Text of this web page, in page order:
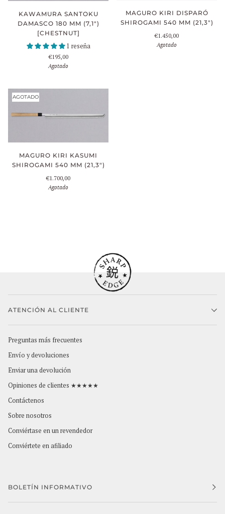
KAWAMURA SANTOKU
DAMASCO 180 MM (7,1")
[CHESTNUT]
1 reseña
€195,00
Agotado
MAGURO KIRI DISPARÓ
SHIROGAMI 540 MM (21,3")
€1.450,00
Agotado
AGOTADO
MAGURO KIRI KASUMI
SHIROGAMI 540 MM (21,3")
€1.700,00
Agotado
ATENCIÓN AL CLIENTE
Preguntas más frecuentes
Envío y devoluciones
Enviar una devolución
Opiniones de clientes ★★★★★
Contáctenos
Sobre nosotros
Conviértase en un revendedor
Conviértete en afiliado
BOLETÍN INFORMATIVO